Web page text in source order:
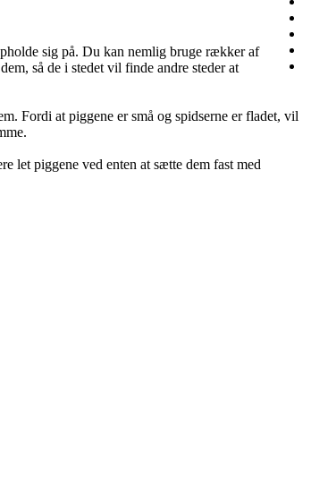
sig på. Du kan nemlig bruge rækker af
så de i stedet vil finde andre steder at
Fordi at piggene er små og spidserne er fladet, vil
let piggene ved enten at sætte dem fast med